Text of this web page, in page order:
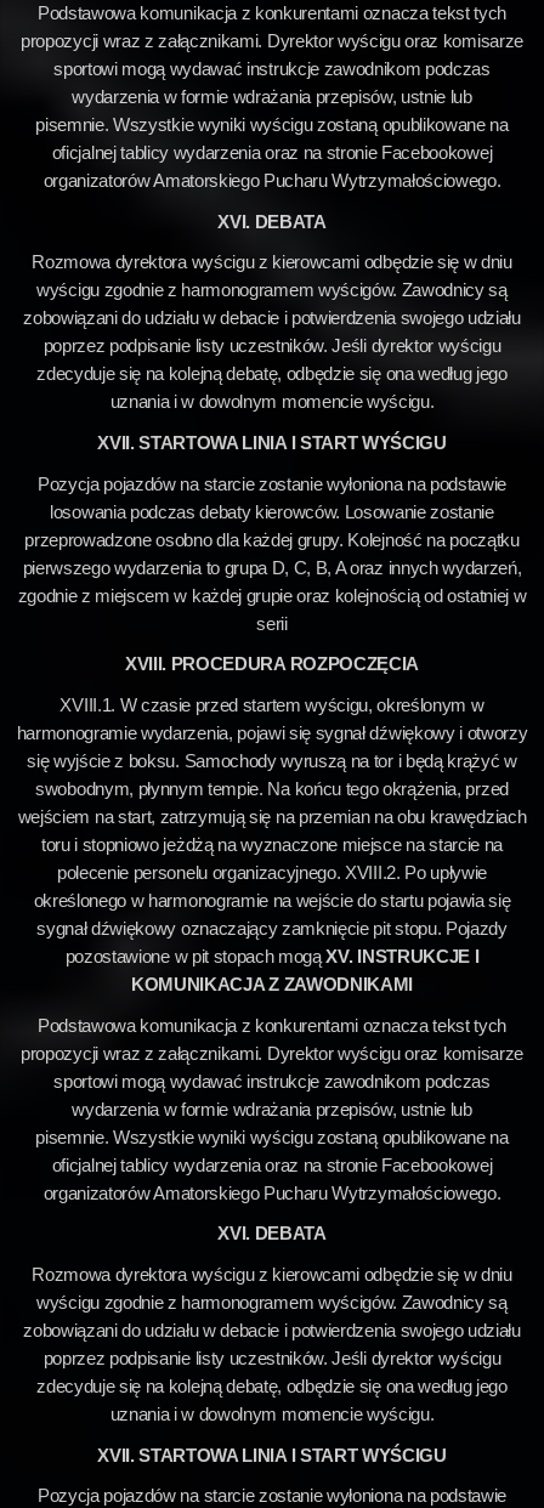
Podstawowa komunikacja z konkurentami oznacza tekst tych
propozycji wraz z załącznikami. Dyrektor wyścigu oraz komisarze
sportowi mogą wydawać instrukcje zawodnikom podczas
wydarzenia w formie wdrażania przepisów, ustnie lub
pisemnie. Wszystkie wyniki wyścigu zostaną opublikowane na
oficjalnej tablicy wydarzenia oraz na stronie Facebookowej
organizatorów Amatorskiego Pucharu Wytrzymałościowego.
XVI. DEBATA
Rozmowa dyrektora wyścigu z kierowcami odbędzie się w dniu
wyścigu zgodnie z harmonogramem wyścigów. Zawodnicy są
zobowiązani do udziału w debacie i potwierdzenia swojego udziału
poprzez podpisanie listy uczestników. Jeśli dyrektor wyścigu
zdecyduje się na kolejną debatę, odbędzie się ona według jego
uznania i w dowolnym momencie wyścigu.
XVII. STARTOWA LINIA I START WYŚCIGU
Pozycja pojazdów na starcie zostanie wyłoniona na podstawie
losowania podczas debaty kierowców. Losowanie zostanie
przeprowadzone osobno dla każdej grupy. Kolejność na początku
pierwszego wydarzenia to grupa D, C, B, A oraz innych wydarzeń,
zgodnie z miejscem w każdej grupie oraz kolejnością od ostatniej w
serii
XVIII. PROCEDURA ROZPOCZĘCIA
XVIII.1. W czasie przed startem wyścigu, określonym w
harmonogramie wydarzenia, pojawi się sygnał dźwiękowy i otworzy
się wyjście z boksu. Samochody wyruszą na tor i będą krążyć w
swobodnym, płynnym tempie. Na końcu tego okrążenia, przed
wejściem na start, zatrzymują się na przemian na obu krawędziach
toru i stopniowo jeżdżą na wyznaczone miejsce na starcie na
polecenie personelu organizacyjnego. XVIII.2. Po upływie
określonego w harmonogramie na wejście do startu pojawia się
sygnał dźwiękowy oznaczający zamknięcie pit stopu. Pojazdy
pozostawione w pit stopach mogąXV. INSTRUKCJE I
KOMUNIKACJA Z ZAWODNIKAMI
Podstawowa komunikacja z konkurentami oznacza tekst tych
propozycji wraz z załącznikami. Dyrektor wyścigu oraz komisarze
sportowi mogą wydawać instrukcje zawodnikom podczas
wydarzenia w formie wdrażania przepisów, ustnie lub
pisemnie. Wszystkie wyniki wyścigu zostaną opublikowane na
oficjalnej tablicy wydarzenia oraz na stronie Facebookowej
organizatorów Amatorskiego Pucharu Wytrzymałościowego.
XVI. DEBATA
Rozmowa dyrektora wyścigu z kierowcami odbędzie się w dniu
wyścigu zgodnie z harmonogramem wyścigów. Zawodnicy są
zobowiązani do udziału w debacie i potwierdzenia swojego udziału
poprzez podpisanie listy uczestników. Jeśli dyrektor wyścigu
zdecyduje się na kolejną debatę, odbędzie się ona według jego
uznania i w dowolnym momencie wyścigu.
XVII. STARTOWA LINIA I START WYŚCIGU
Pozycja pojazdów na starcie zostanie wyłoniona na podstawie